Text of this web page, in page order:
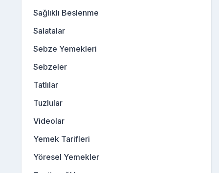
Sağlıklı Beslenme
Salatalar
Sebze Yemekleri
Sebzeler
Tatlılar
Tuzlular
Videolar
Yemek Tarifleri
Yöresel Yemekler